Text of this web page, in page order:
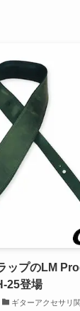
ップのLM
25登場
ギターアクセサリ